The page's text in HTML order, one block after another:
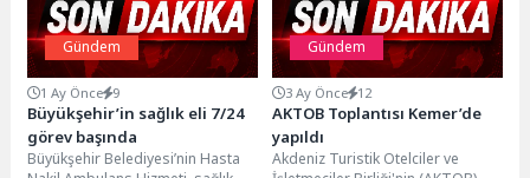
Gündem
1 Ay Önce 9
Büyükşehir’in sağlık eli 7/24
görev başında
Büyükşehir Belediyesi’nin Hasta
Gündem
3 Ay Önce 12
AKTOB Toplantısı Kemer’de
yapıldı
Akdeniz Turistik Otelciler ve